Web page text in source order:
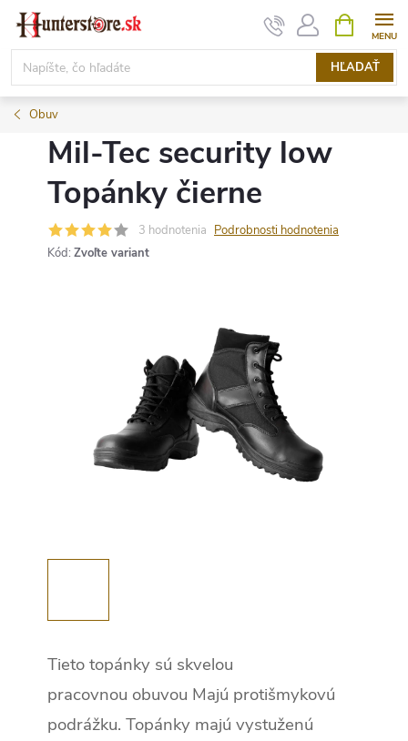
Prejsť
obsah
HĽADAŤ
KOŠÍK
Obuv
Mil-Tec security low
Topánky čierne
3 hodnotenia Podrobnosti hodnotenia
Kód: Zvoľte variant
Tieto topánky sú skvelou
pracovnou obuvou Majú protišmykovú
podrážku. Topánky majú vystuženú